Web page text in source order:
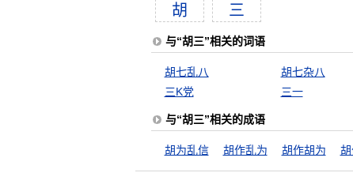
胡 三
与“胡三”相关的词语
胡七乱八 胡七杂八
三K党
三一
与“胡三”相关的成语
胡为乱信 胡作乱为 胡作胡为